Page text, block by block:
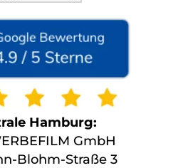
Hamburg:
GmbH
Blohm-Straße 3